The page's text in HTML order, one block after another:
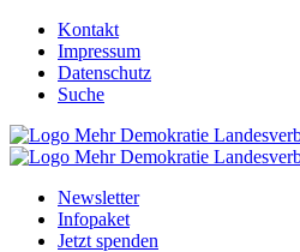
Kontakt
Impressum
Datenschutz
Suche
Newsletter
Infopaket
Jetzt spenden